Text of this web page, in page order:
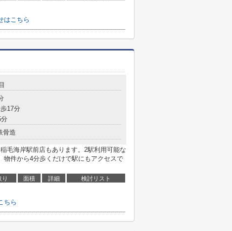
はこちら
17分
骨造
毛海岸駅前店もあります。2駅利用可能な
物件から4分歩くだけで駅にもアクセスで
り 面積 詳細 検討リスト
ちら